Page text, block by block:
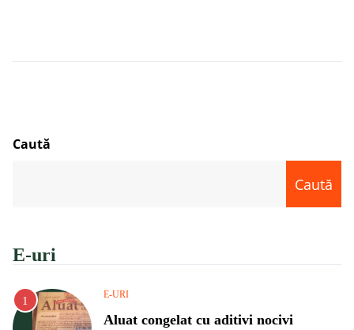
Caută
Caută
E-uri
E-URI
Aluat congelat cu aditivi nocivi